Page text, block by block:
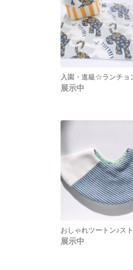
展示中
展示中